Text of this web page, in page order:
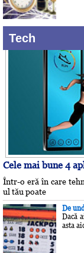
Tech
Cele mai bune 4
Într-o eră în care
ul tău poate
De
Dacă
asta